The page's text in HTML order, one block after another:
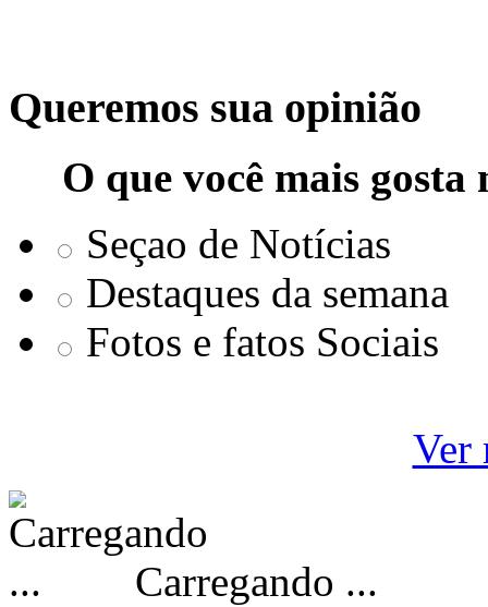
Queremos sua opinião
O que você mais
Seçao de Notícias
Destaques da semana
Fotos e fatos Sociais
Ver
Carregando ...